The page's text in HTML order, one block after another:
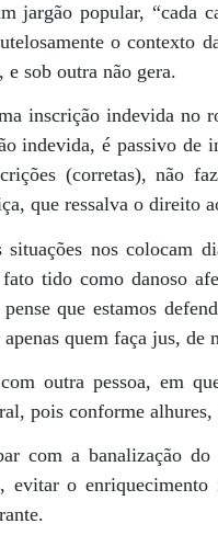
jargão popular, “cada
o contexto
e sob outra não gera.
inscrição indevida no
indevida, é passivo de
(corretas), não
que ressalva o direito
situações nos colocam
tido como danoso
que estamos
quem faça jus,
outra pessoa, em
pois conforme
com a banalização
evitar o